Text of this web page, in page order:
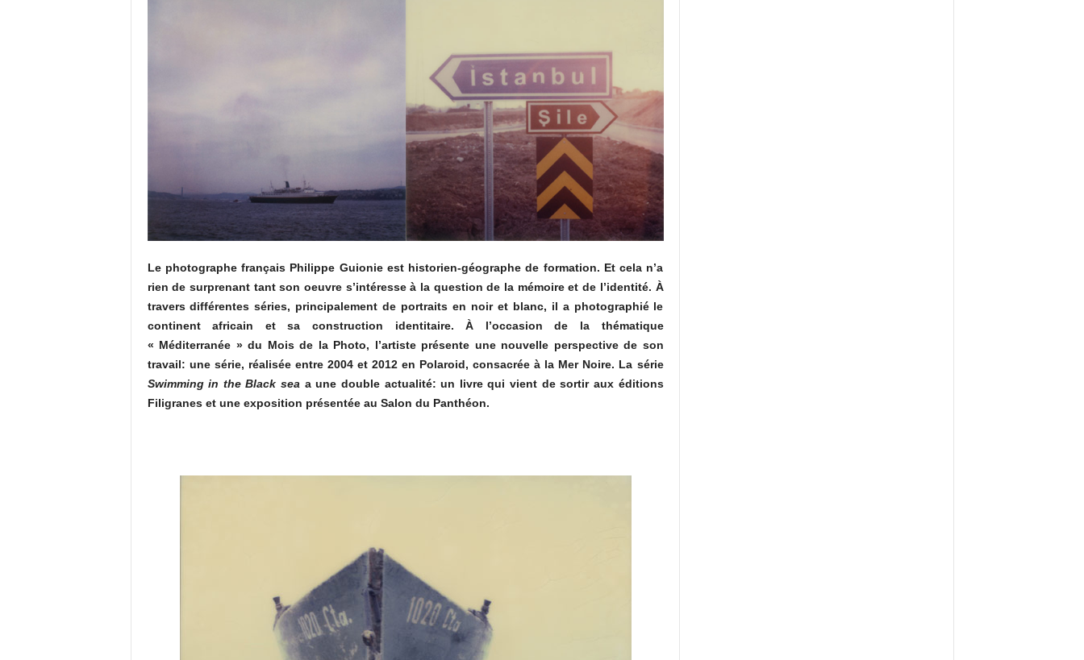
Le photographe français Philippe Guionie est historien-géographe de formation. Et cela n’a
rien de surprenant tant son oeuvre s’intéresse à la question de la mémoire et de l’identité. À
travers différentes séries, principalement de portraits en noir et blanc, il a photographié le
continent africain et sa construction identitaire. À l’occasion de la thématique
« Méditerranée » du Mois de la Photo, l’artiste présente une nouvelle perspective de son
travail: une série, réalisée entre 2004 et 2012 en Polaroid, consacrée à la Mer Noire. La série
Swimming in the Black sea a une double actualité: un livre qui vient de sortir aux éditions
Filigranes et une exposition présentée au Salon du Panthéon.